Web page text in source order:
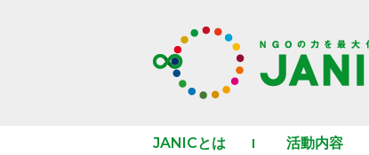
JANICとは 活動内容